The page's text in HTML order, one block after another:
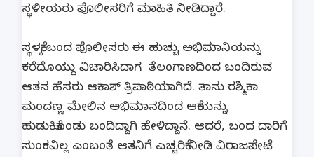
ಸ್ಥಳೀಯರು ಪೊಲೀಸರಿಗೆ ಮಾಹಿತಿ ನೀಡಿದ್ದಾರೆ.
ಸ್ಥಳಕ್ಕೆ ಬಂದ ಪೊಲೀಸರು ಈ ಹುಚ್ಚು ಅಭಿಮಾನಿಯನ್ನು
ಕರೆದೊಯ್ದು ವಿಚಾರಿಸಿದಾಗ ತೆಲಂಗಾಣದಿಂದ ಬಂದಿರುವ
ಆತನ ಹೆಸರು ಆಕಾಶ್ ತ್ರಿಪಾಠಿಯಾಗಿದೆ. ತಾನು ರಶ್ಮಿಕಾ
ಮಂದಣ್ಣ ಮೇಲಿನ ಅಭಿಮಾನದಿಂದ ಆಕೆಯನ್ನು
ಹುಡುಕಿಕೊಂಡು ಬಂದಿದ್ದಾಗಿ ಹೇಳಿದ್ದಾನೆ. ಆದರೆ, ಬಂದ ದಾರಿಗೆ
ಸುಂಕವಿಲ್ಲ ಎಂಬಂತೆ ಆತನಿಗೆ ಎಚ್ಚರಿಕೆ ನೀಡಿ ವಿರಾಜಪೇಟೆ